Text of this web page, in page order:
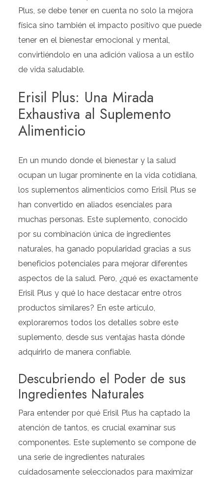
Plus, se debe tener en cuenta no solo la mejora
física sino también el impacto positivo que puede
tener en el bienestar emocional y mental,
convirtiéndolo en una adición valiosa a un estilo
de vida saludable.
Erisil Plus: Una Mirada
Exhaustiva al Suplemento
Alimenticio
En un mundo donde el bienestar y la salud
ocupan un lugar prominente en la vida cotidiana,
los suplementos alimenticios como Erisil Plus se
han convertido en aliados esenciales para
muchas personas. Este suplemento, conocido
por su combinación única de ingredientes
naturales, ha ganado popularidad gracias a sus
beneficios potenciales para mejorar diferentes
aspectos de la salud. Pero, ¿qué es exactamente
Erisil Plus y qué lo hace destacar entre otros
productos similares? En este artículo,
exploraremos todos los detalles sobre este
suplemento, desde sus ventajas hasta dónde
adquirirlo de manera confiable.
Descubriendo el Poder de sus
Ingredientes Naturales
Para entender por qué Erisil Plus ha captado la
atención de tantos, es crucial examinar sus
componentes. Este suplemento se compone de
una serie de ingredientes naturales
cuidadosamente seleccionados para maximizar